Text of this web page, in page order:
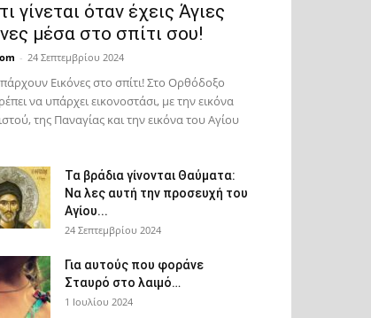
γίνεται όταν έχεις Άγιες
μέσα στο σπίτι σου!
- 24 Σεπτεμβρίου 2024
Εικόνες στο σπίτι! Στο Ορθόδοξο
να υπάρχει εικονοστάσι, με την εικόνα
της Παν­αγίας και την εικόνα του Αγίου
Τα βράδια γίνονται Θαύματα:
Να λες αυτή την προσευχή του
Αγίου...
24 Σεπτεμβρίου 2024
Για αυτούς που φοράνε
Σταυρό στο λαιμό…
1 Ιουλίου 2024